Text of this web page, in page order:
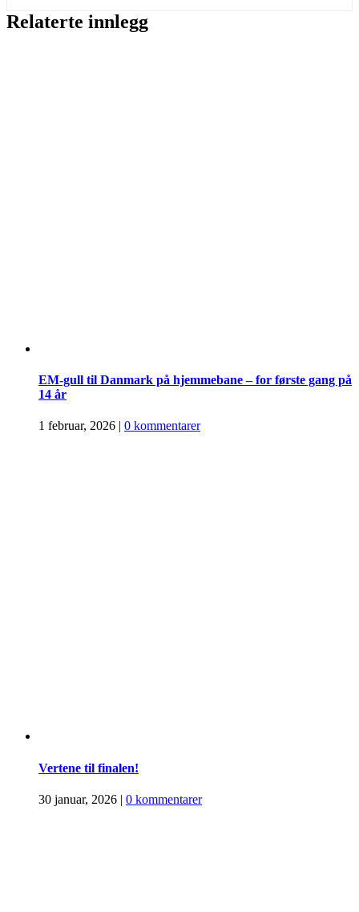
Relaterte innlegg
EM-gull til Danmark på hjemmebane – for første gang på
14 år
1 februar, 2026 | 0 kommentarer
Vertene til finalen!
30 januar, 2026 | 0 kommentarer